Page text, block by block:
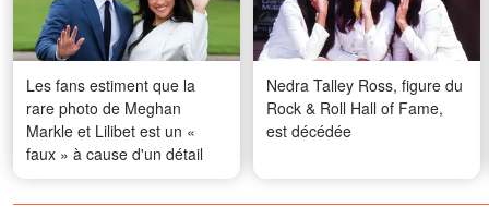
Les fans estiment que la
rare photo de Meghan
Markle et Lilibet est un «
faux » à cause d'un détail
Nedra Talley Ross, figure du
Rock & Roll Hall of Fame,
est décédée